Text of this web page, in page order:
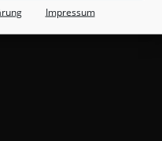
Impressum